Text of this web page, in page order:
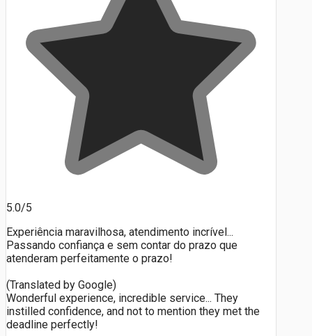
5.0/5
Experiência maravilhosa, atendimento incrível...
Passando confiança e sem contar do prazo que
atenderam perfeitamente o prazo!
(Translated by Google)
Wonderful experience, incredible service... They
instilled confidence, and not to mention they met the
deadline perfectly!